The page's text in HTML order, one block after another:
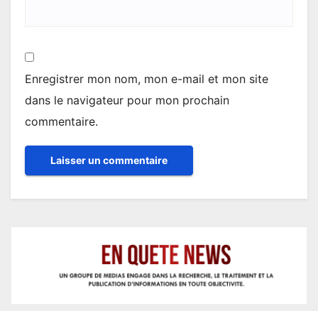
Enregistrer mon nom, mon e-mail et mon site
dans le navigateur pour mon prochain
commentaire.